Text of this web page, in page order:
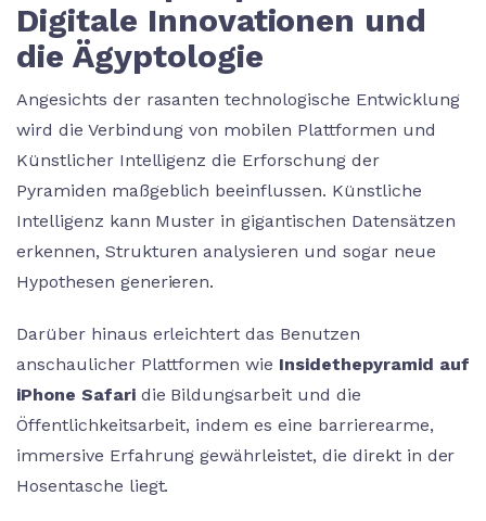
Digitale Innovationen und
die Ägyptologie
Angesichts der rasanten technologische Entwicklung
wird die Verbindung von mobilen Plattformen und
Künstlicher Intelligenz die Erforschung der
Pyramiden maßgeblich beeinflussen. Künstliche
Intelligenz kann Muster in gigantischen Datensätzen
erkennen, Strukturen analysieren und sogar neue
Hypothesen generieren.
Darüber hinaus erleichtert das Benutzen
anschaulicher Plattformen wie Insidethepyramid auf
iPhone Safaridie Bildungsarbeit und die
Öffentlichkeitsarbeit, indem es eine barrierearme,
immersive Erfahrung gewährleistet, die direkt in der
Hosentasche liegt.